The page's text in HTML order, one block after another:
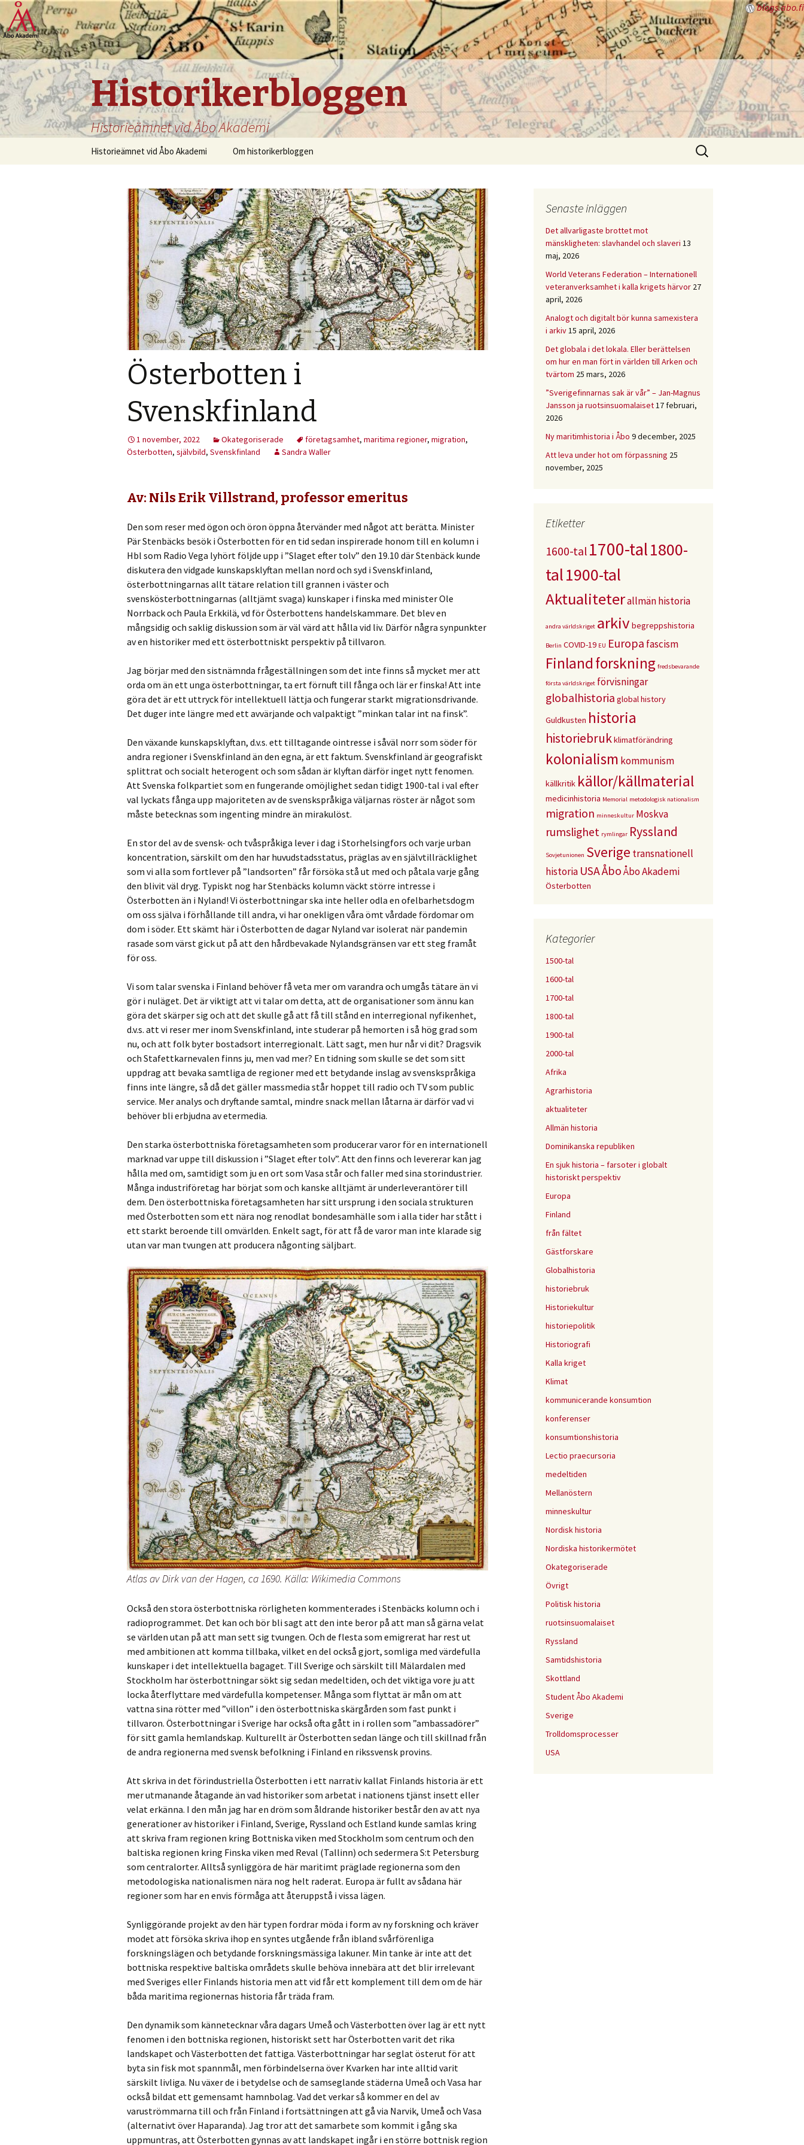
blogs.abo.fi
Historikerbloggen
Historieämnet vid Åbo Akademi
Historieämnet vid Åbo Akademi Om historikerbloggen
Sök
efter:
Österbotten i
Svenskfinland
1 november, 2022 Okategoriserade företagsamhet, maritima regioner, migration,
Österbotten, självbild, Svenskfinland Sandra Waller
Av: Nils Erik Villstrand, professor emeritus
Den som reser med ögon och öron öppna återvänder med något att berätta. Minister
Pär Stenbäcks besök i Österbotten för en tid sedan inspirerade honom till en kolumn i
Hbl som Radio Vega lyhört följde upp i ”Slaget efter tolv” den 19.10 där Stenbäck kunde
diskutera den vidgade kunskapsklyftan mellan nord och syd i Svenskfinland,
österbottningarnas allt tätare relation till grannen i väster och
svenskösterbottningarnas (alltjämt svaga) kunskaper i finska med minister Ole
Norrback och Paula Erkkilä, vd för Österbottens handelskammare. Det blev en
mångsidig och saklig diskussion som är väl värd att hålla vid liv. Därför några synpunkter
av en historiker med ett österbottniskt perspektiv på tillvaron.
Jag börjar med den sistnämnda frågeställningen som det inte finns så mycket mer att
orda om än ett unga österbottningar, ta ert förnuft till fånga och lär er finska! Att inte
göra det är ett uttryck för intellektuell lättja och fungerar starkt migrationsdrivande.
Det duger inte längre med ett avvärjande och valpaktigt ”minkan talar int na finsk”.
Den växande kunskapsklyftan, d.v.s. ett tilltagande ointresse i såväl norr som söder för
andra regioner i Svenskfinland än den egna, är ett faktum. Svenskfinland är geografiskt
splittrat och socialt heterogent och som sådan är klyftan därför inget nytt fenomen.
Att Svenska folkpartiet som en fungerande omöjlighet sedan tidigt 1900-tal i val efter
val lyckats fånga upp majoriteten av de svenskspråkiga väljarnas röster är något som
måste betecknas som ingenting mindre än mirakulöst.
En stor del av de svensk- och tvåspråkiga lever i dag i Storhelsingfors och varje urban
koncentration, särskilt om den har huvudstadsstatus, präglas av en självtillräcklighet
som vi alla som fortlever på ”landsorten” får försöka stå ut med och påtala varje gång
den blivit väl dryg. Typiskt nog har Stenbäcks kolumn väckt större intresse i
Österbotten än i Nyland! Vi österbottningar ska inte heller odla en ofelbarhetsdogm
om oss själva i förhållande till andra, vi har onekligen våra ömt vårdade fördomar om
dom i söder. Ett skämt här i Österbotten de dagar Nyland var isolerat när pandemin
rasade som värst gick ut på att den hårdbevakade Nylandsgränsen var ett steg framåt
för oss.
Vi som talar svenska i Finland behöver få veta mer om varandra och umgås tätare än vi
gör i nuläget. Det är viktigt att vi talar om detta, att de organisationer som ännu kan
göra det skärper sig och att det skulle gå att få till stånd en interregional nyfikenhet,
d.v.s. att vi reser mer inom Svenskfinland, inte studerar på hemorten i så hög grad som
nu, och att folk byter bostadsort interregionalt. Lätt sagt, men hur når vi dit? Dragsvik
och Stafettkarnevalen finns ju, men vad mer? En tidning som skulle se det som sitt
uppdrag att bevaka samtliga de regioner med ett betydande inslag av svenskspråkiga
finns inte längre, så då det gäller massmedia står hoppet till radio och TV som public
service. Mer analys och dryftande samtal, mindre snack mellan låtarna är därför vad vi
behöver bli erbjudna av etermedia.
Den starka österbottniska företagsamheten som producerar varor för en internationell
marknad var uppe till diskussion i ”Slaget efter tolv”. Att den finns och levererar kan jag
hålla med om, samtidigt som ju en ort som Vasa står och faller med sina storindustrier.
Många industriföretag har börjat som och kanske alltjämt är underleverantörer till
dem. Den österbottniska företagsamheten har sitt ursprung i den sociala strukturen
med Österbotten som ett nära nog renodlat bondesamhälle som i alla tider har stått i
ett starkt beroende till omvärlden. Enkelt sagt, för att få de varor man inte klarade sig
utan var man tvungen att producera någonting säljbart.
Atlas av Dirk van der Hagen, ca 1690. Källa: Wikimedia Commons
Också den stora österbottniska rörligheten kommenterades i Stenbäcks kolumn och i
radioprogrammet. Det kan och bör bli sagt att den inte beror på att man så gärna velat
se världen utan på att man sett sig tvungen. Och de flesta som emigrerat har rest ut
med ambitionen att komma tillbaka, vilket en del också gjort, somliga med värdefulla
kunskaper i det intellektuella bagaget. Till Sverige och särskilt till Mälardalen med
Stockholm har österbottningar sökt sig sedan medeltiden, och det viktiga vore ju att
locka återflyttare med värdefulla kompetenser. Många som flyttat är mån om att
vattna sina rötter med ”villon” i den österbottniska skärgården som fast punkt i
tillvaron. Österbottningar i Sverige har också ofta gått in i rollen som ”ambassadörer”
för sitt gamla hemlandskap. Kulturellt är Österbotten sedan länge och till skillnad från
de andra regionerna med svensk befolkning i Finland en rikssvensk provins.
Att skriva in det förindustriella Österbotten i ett narrativ kallat Finlands historia är ett
mer utmanande åtagande än vad historiker som arbetat i nationens tjänst insett eller
velat erkänna. I den mån jag har en dröm som åldrande historiker består den av att nya
generationer av historiker i Finland, Sverige, Ryssland och Estland kunde samlas kring
att skriva fram regionen kring Bottniska viken med Stockholm som centrum och den
baltiska regionen kring Finska viken med Reval (Tallinn) och sedermera S:t Petersburg
som centralorter. Alltså synliggöra de här maritimt präglade regionerna som den
metodologiska nationalismen nära nog helt raderat. Europa är fullt av sådana här
regioner som har en envis förmåga att återuppstå i vissa lägen.
Synliggörande projekt av den här typen fordrar möda i form av ny forskning och kräver
modet att försöka skriva ihop en syntes utgående från ibland svårförenliga
forskningslägen och betydande forskningsmässiga lakuner. Min tanke är inte att det
bottniska respektive baltiska områdets skulle behöva innebära att det blir irrelevant
med Sveriges eller Finlands historia men att vid får ett komplement till dem om de här
båda maritima regionernas historia får träda fram.
Den dynamik som kännetecknar våra dagars Umeå och Västerbotten över lag är ett nytt
fenomen i den bottniska regionen, historiskt sett har Österbotten varit det rika
landskapet och Västerbotten det fattiga. Västerbottningar har seglat österut för att
byta sin fisk mot spannmål, men förbindelserna över Kvarken har inte alltid varit
särskilt livliga. Nu växer de i betydelse och de samseglande städerna Umeå och Vasa har
också bildat ett gemensamt hamnbolag. Vad det verkar så kommer en del av
varuströmmarna till och från Finland i fortsättningen att gå via Narvik, Umeå och Vasa
(alternativt över Haparanda). Jag tror att det samarbete som kommit i gång ska
uppmuntras, att Österbotten gynnas av att landskapet ingår i en större bottnisk region
Senaste inläggen
Det allvarligaste brottet mot
mänskligheten: slavhandel och slaveri 13
maj, 2026
World Veterans Federation – Internationell
veteranverksamhet i kalla krigets härvor 27
april, 2026
Analogt och digitalt bör kunna samexistera
i arkiv15 april, 2026
Det globala i det lokala. Eller berättelsen
om hur en man fört in världen till Arken och
tvärtom 25 mars, 2026
”Sverigefinnarnas sak är vår” – Jan-Magnus
Jansson ja ruotsinsuomalaiset17 februari,
2026
Ny maritimhistoria i Åbo 9 december, 2025
Att leva under hot om förpassning 25
november, 2025
Etiketter
1600-tal 1700-tal1800-
tal1900-tal
Aktualiteterallmän historia
andra världskriget arkiv begreppshistoria
Berlin COVID-19 EU Europa fascism
Finlandforskning fredsbevarande
första världskriget förvisningar
globalhistoria global history
Guldkusten historia
historiebrukklimatförändring
kolonialism kommunism
källkritik källor/källmaterial
medicinhistoria Memorial metodologisk nationalism
migration minneskultur Moskva
rumslighet rymlingar Ryssland
Sovjetunionen Sverige transnationell
historia USAÅboÅbo Akademi
Österbotten
Kategorier
1500-tal
1600-tal
1700-tal
1800-tal
1900-tal
2000-tal
Afrika
Agrarhistoria
aktualiteter
Allmän historia
Dominikanska republiken
En sjuk historia – farsoter i globalt
historiskt perspektiv
Europa
Finland
från fältet
Gästforskare
Globalhistoria
historiebruk
Historiekultur
historiepolitik
Historiografi
Kalla kriget
Klimat
kommunicerande konsumtion
konferenser
konsumtionshistoria
Lectio praecursoria
medeltiden
Mellanöstern
minneskultur
Nordisk historia
Nordiska historikermötet
Okategoriserade
Övrigt
Politisk historia
ruotsinsuomalaiset
Ryssland
Samtidshistoria
Skottland
Student Åbo Akademi
Sverige
Trolldomsprocesser
USA